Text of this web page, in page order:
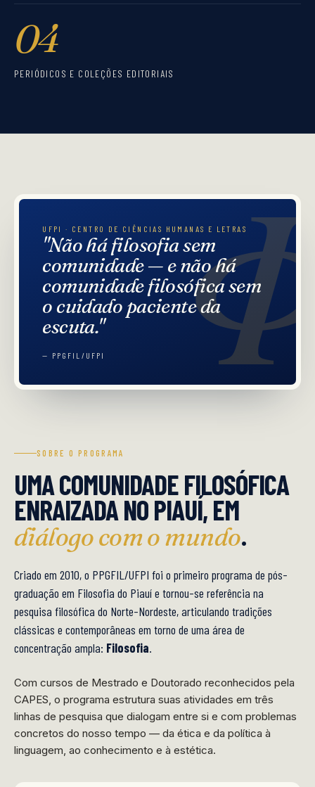
04
PERIÓDICOS E COLEÇÕES EDITORIAIS
UFPI · CENTRO DE CIÊNCIAS HUMANAS E LETRAS
"Não há filosofia sem
comunidade — e não há
comunidade filosófica sem
o cuidado paciente da
escuta."
— PPGFIL/UFPI
SOBRE O PROGRAMA
UMA COMUNIDADE FILOSÓFICA
ENRAIZADA NO PIAUÍ, EM
diálogo com o mundo.
Criado em 2010, o PPGFIL/UFPI foi o primeiro programa de pós-
graduação em Filosofia do Piauí e tornou-se referência na
pesquisa filosófica do Norte-Nordeste, articulando tradições
clássicas e contemporâneas em torno de uma área de
concentração ampla: Filosofia.
Com cursos de Mestrado e Doutorado reconhecidos pela
CAPES, o programa estrutura suas atividades em três
linhas de pesquisa que dialogam entre si e com problemas
concretos do nosso tempo — da ética e da política à
linguagem, ao conhecimento e à estética.